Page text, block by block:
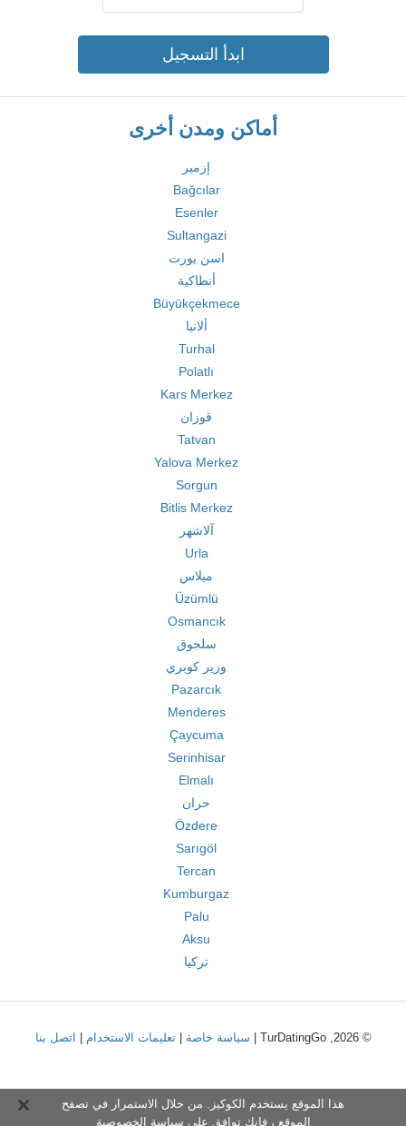
ابدأ التسجيل
أماكن ومدن أخرى
إزمير
Bağcılar
Esenler
Sultangazi
اسن يورت
أنطاكية
Büyükçekmece
ألانيا
Turhal
Polatlı
Kars Merkez
قوزان
Tatvan
Yalova Merkez
Sorgun
Bitlis Merkez
آلاشهر
Urla
ميلاس
Üzümlü
Osmancık
سلجوق
وزير كوبري
Pazarcık
Menderes
Çaycuma
Serinhisar
Elmalı
حران
Özdere
Sarıgöl
Tercan
Kumburgaz
Palu
Aksu
تركيا
© 2026, TurDatingGo | سياسة خاصة |تعليمات الاستخدام اتصل بنا
هذا الموقع يستخدم الكوكيز. من خلال الاستمرار في تصفح
الموقع ، فإنك توافق على سياسة الخصوصية